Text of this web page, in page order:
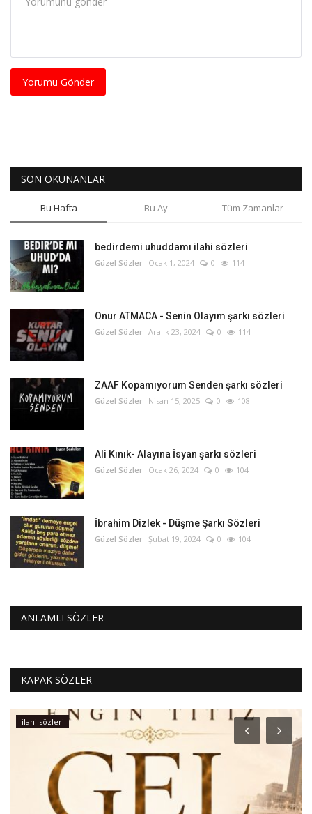
Yorumu Gönder
SON OKUNANLAR
Bu Hafta Bu Ay Tüm Zamanlar
bedirdemi uhuddamı ilahi sözleri
Güzel Sözler Ocak 1, 2024 0 114
Onur ATMACA - Senin Olayım şarkı sözleri
Güzel Sözler Aralık 23, 2024 0 114
ZAAF Kopamıyorum Senden şarkı sözleri
Güzel Sözler Nisan 15, 2025 0 108
Ali Kınık- Alayına İsyan şarkı sözleri
Güzel Sözler Ocak 26, 2024 0 104
İbrahim Dizlek - Düşme Şarkı Sözleri
Güzel Sözler Şubat 19, 2024 0 104
ANLAMLI SÖZLER
KAPAK SÖZLER
ilahi sözleri